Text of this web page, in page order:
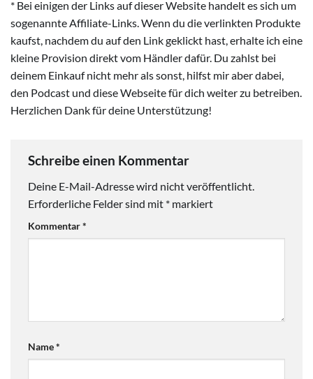
* Bei einigen der Links auf dieser Website handelt es sich um
sogenannte Affiliate-Links. Wenn du die verlinkten Produkte
kaufst, nachdem du auf den Link geklickt hast, erhalte ich eine
kleine Provision direkt vom Händler dafür. Du zahlst bei
deinem Einkauf nicht mehr als sonst, hilfst mir aber dabei,
den Podcast und diese Webseite für dich weiter zu betreiben.
Herzlichen Dank für deine Unterstützung!
Schreibe einen Kommentar
Deine E-Mail-Adresse wird nicht veröffentlicht.
Erforderliche Felder sind mit * markiert
Kommentar*
Name*